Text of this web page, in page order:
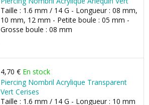
Taille : 1.6 mm / 14 G - Longueur : 08 mm,
10 mm, 12 mm - Petite boule : 05 mm -
Grosse boule : 08 mm
4,70 € En stock
Piercing Nombril Acrylique Transparent
Vert Cerises
Taille : 1.6 mm / 14 G - Longueur : 10 mm